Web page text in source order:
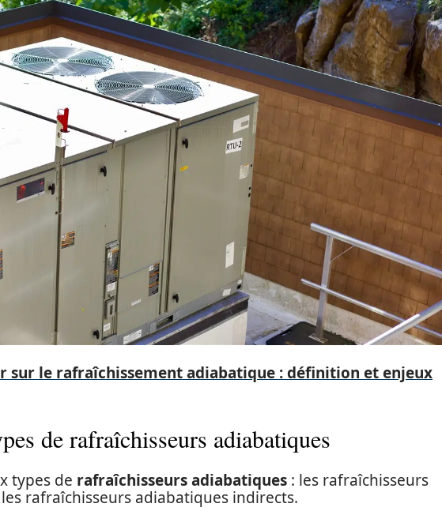
sur le rafraîchissement adiabatique : définition et enjeux
de rafraîchisseurs adiabatiques
types de rafraîchisseurs adiabatiques : les rafraîchisseurs
rafraîchisseurs adiabatiques indirects.